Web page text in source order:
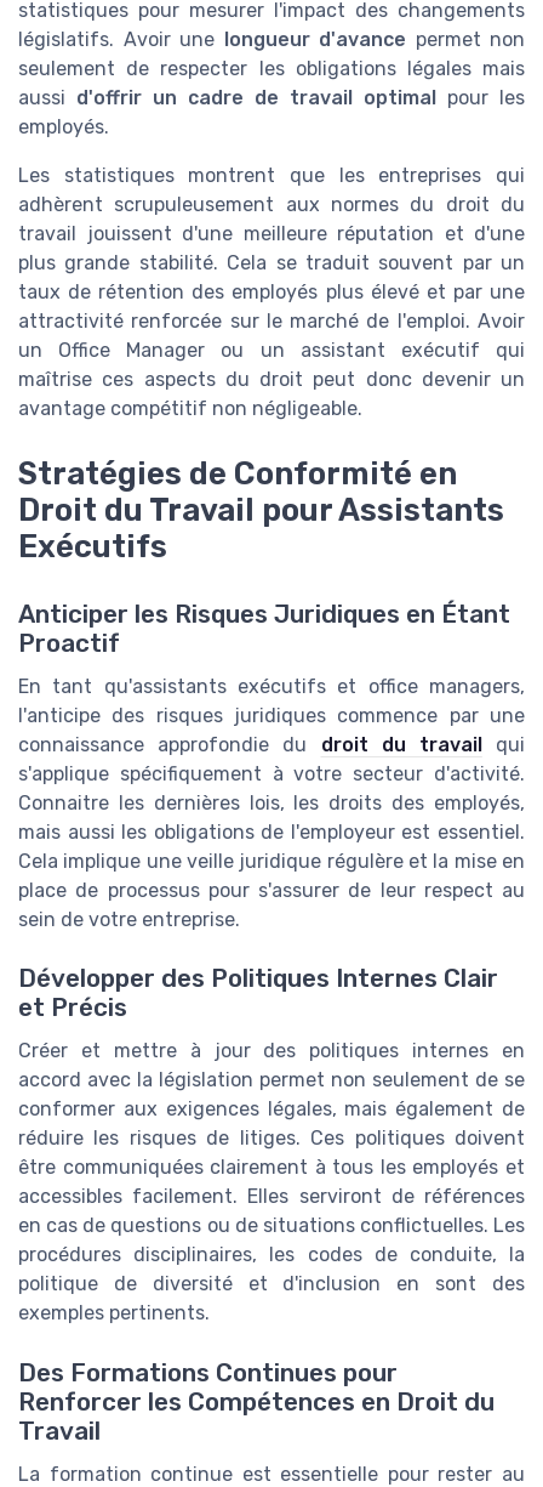
statistiques pour mesurer l'impact des changements
législatifs. Avoir une longueur d'avance permet non
seulement de respecter les obligations légales mais
aussi d'offrir un cadre de travail optimal pour les
employés.
Les statistiques montrent que les entreprises qui
adhèrent scrupuleusement aux normes du droit du
travail jouissent d'une meilleure réputation et d'une
plus grande stabilité. Cela se traduit souvent par un
taux de rétention des employés plus élevé et par une
attractivité renforcée sur le marché de l'emploi. Avoir
un Office Manager ou un assistant exécutif qui
maîtrise ces aspects du droit peut donc devenir un
avantage compétitif non négligeable.
Stratégies de Conformité en
Droit du Travail pour Assistants
Exécutifs
Anticiper les Risques Juridiques en Étant
Proactif
En tant qu'assistants exécutifs et office managers,
l'anticipe des risques juridiques commence par une
connaissance approfondie du droit du travailqui
s'applique spécifiquement à votre secteur d'activité.
Connaitre les dernières lois, les droits des employés,
mais aussi les obligations de l'employeur est essentiel.
Cela implique une veille juridique régulère et la mise en
place de processus pour s'assurer de leur respect au
sein de votre entreprise.
Développer des Politiques Internes Clair
et Précis
Créer et mettre à jour des politiques internes en
accord avec la législation permet non seulement de se
conformer aux exigences légales, mais également de
réduire les risques de litiges. Ces politiques doivent
être communiquées clairement à tous les employés et
accessibles facilement. Elles serviront de références
en cas de questions ou de situations conflictuelles. Les
procédures disciplinaires, les codes de conduite, la
politique de diversité et d'inclusion en sont des
exemples pertinents.
Des Formations Continues pour
Renforcer les Compétences en Droit du
Travail
La formation continue est essentielle pour rester au